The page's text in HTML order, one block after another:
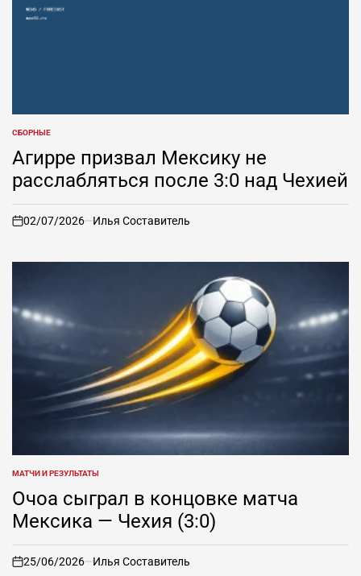
ОПУБЛИКОВАНО
СБОРНЫЕ
Агирре призвал Мексику не
расслабляться после 3:0 над Чехией
on
02/07/2026 Илья Составитель
ОПУБЛИКОВАНО
МАТЧИ И РЕЗУЛЬТАТЫ
Очоа сыграл в концовке матча
Мексика — Чехия (3:0)
on
25/06/2026 Илья Составитель